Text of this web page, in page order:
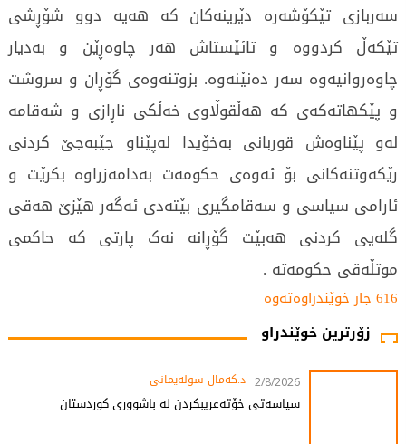
سەربازی تێکۆشەرە دێرینەکان کە ھەیە دوو شۆڕشی
تێکەڵ کردووە و تائێستاش ھەر چاوەڕێن و بەدیار
چاوەروانیەوە سەر دەنێنەوە. بزوتنەوەی گۆڕان و سروشت
و پێکھاتەکەی کە ھەڵقوڵاوی خەڵکی ناڕازی و شەقامە
لەو پێناوەش قوربانی بەخۆیدا لەپێناو جێبەجێ کردنی
رێکەوتنەکانی بۆ ئەوەی حکومەت بەدامەزراوە بکرێت و
ئارامی سیاسی و سەقامگیری بێتەدی ئەگەر ھێزێ ھەقی
گلەیی کردنی ھەبێت گۆڕانە نەک پارتی کە حاکمی
موتڵەقی حکومەتە .
616 جار خوێندراوەتەوە
زۆرترین خوێندراو
2/8/2026 د.کەمال سولەیمانی
سیاسەتی خۆتەعریبکردن لە باشووری کوردستان